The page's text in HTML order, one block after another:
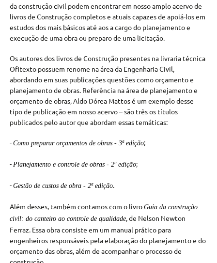
da construção civil podem encontrar em nosso amplo acervo de
livros de Construção completos e atuais capazes de apoiá-los em
estudos dos mais básicos até aos a cargo do planejamento e
execução de uma obra ou preparo de uma licitação.
Os autores dos livros de Construção presentes na livraria técnica
Ofitexto possuem renome na área da Engenharia Civil,
abordando em suas publicações questões como orçamento e
planejamento de obras. Referência na área de planejamento e
orçamento de obras, Aldo Dórea Mattos é um exemplo desse
tipo de publicação em nosso acervo – são três os títulos
publicados pelo autor que abordam essas temáticas:
- Como preparar orçamentos de obras - 3ª edição;
- Planejamento e controle de obras - 2ª edição;
- Gestão de custos de obra - 2ª edição.
Além desses, também contamos com o livro Guia da construção
civil: do canteiro ao controle de qualidade, de Nelson Newton
Ferraz. Essa obra consiste em um manual prático para
engenheiros responsáveis pela elaboração do planejamento e do
orçamento das obras, além de acompanhar o processo de